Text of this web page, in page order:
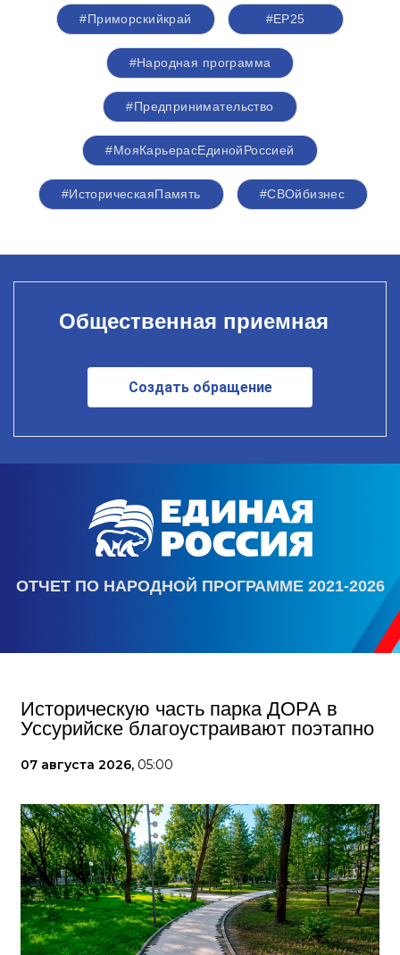
#Приморскийкрай #ЕР25
#Народная программа
#Предпринимательство
#МояКарьерасЕдинойРоссией
#ИсторическаяПамять #СВОйбизнес
Общественная приемная
Создать обращение
ОТЧЕТ ПО НАРОДНОЙ ПРОГРАММЕ 2021-2026
Историческую часть парка ДОРА в
Уссурийске благоустраивают поэтапно
07 августа 2026, 05:00